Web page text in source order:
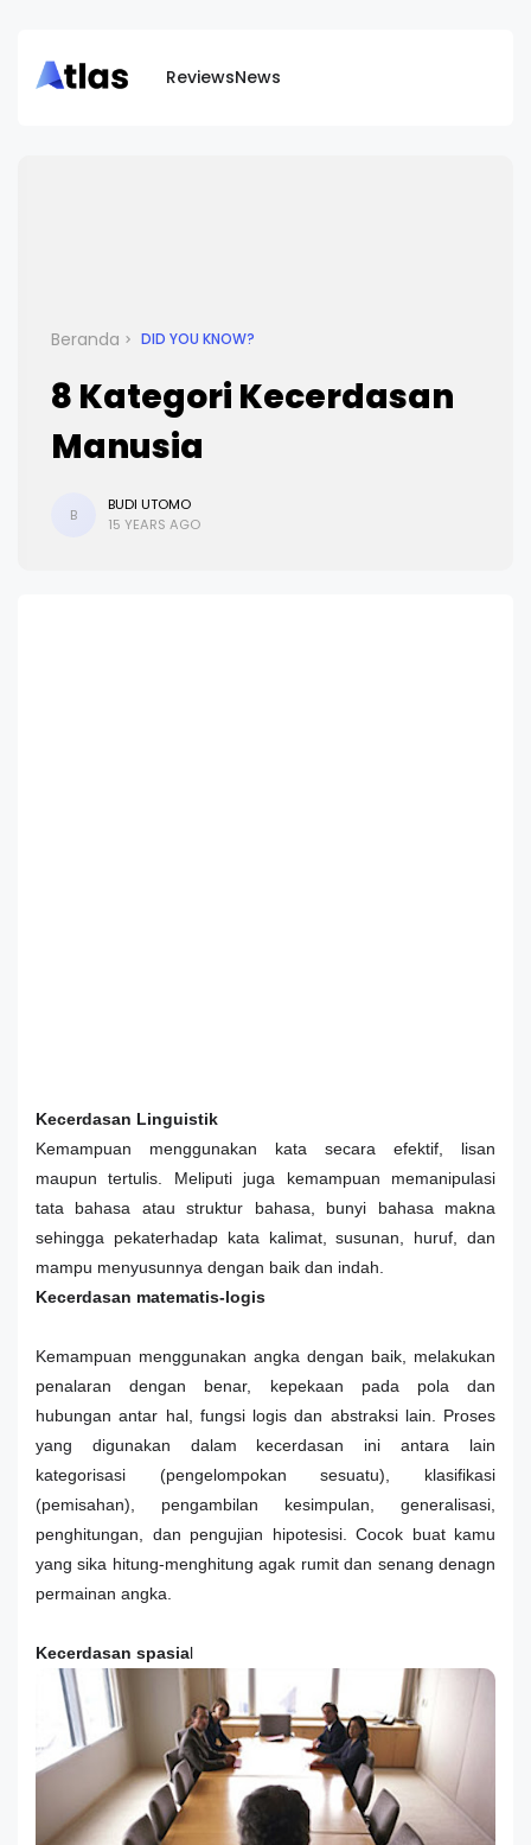
ReviewsNews
Beranda DID YOU KNOW?
8 Kategori Kecerdasan
Manusia
B
BUDI UTOMO
15 YEARS AGO
Kecerdasan Linguistik
Kemampuan menggunakan kata secara efektif, lisan
maupun tertulis. Meliputi juga kemampuan memanipulasi
tata bahasa atau struktur bahasa, bunyi bahasa makna
sehingga pekaterhadap kata kalimat, susunan, huruf, dan
mampu menyusunnya dengan baik dan indah.
Kecerdasan matematis-logis
Kemampuan menggunakan angka dengan baik, melakukan
penalaran dengan benar, kepekaan pada pola dan
hubungan antar hal, fungsi logis dan abstraksi lain. Proses
yang digunakan dalam kecerdasan ini antara lain
kategorisasi (pengelompokan sesuatu), klasifikasi
(pemisahan), pengambilan kesimpulan, generalisasi,
penghitungan, dan pengujian hipotesisi. Cocok buat kamu
yang sika hitung-menghitung agak rumit dan senang denagn
permainan angka.
Kecerdasan spasial